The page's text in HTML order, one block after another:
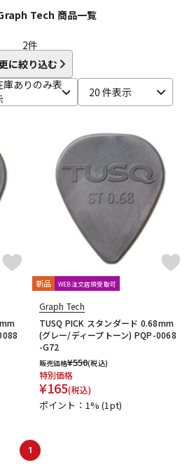
パーカッション
エフェクター
DTM
Tech 商品一覧
2件
に絞り込む
庫ありのみ表
20 件表示
新品 WEB注文店頭受取可
Graph Tech
TUSQ PICK スタンダード 0.68mm
(グレー/ディープトーン) PQP-0068
-G72
販売価格¥550(税込)
特別価格
¥165(税込)
ポイント：1%(1pt)
1